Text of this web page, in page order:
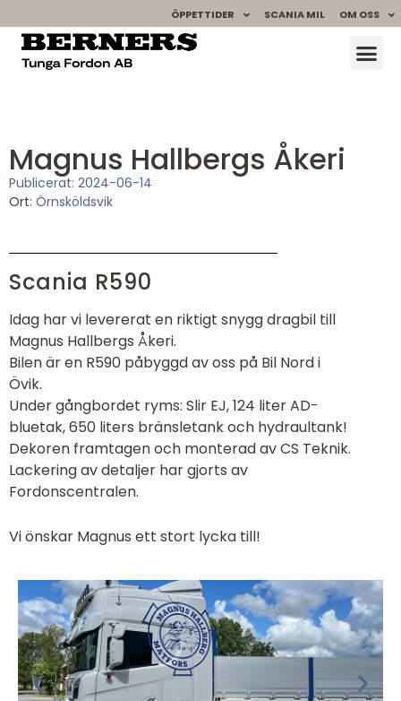
ÖPPETTIDER SCANIA MIL OM OSS
Magnus Hallbergs Åkeri
Publicerat: 2024-06-14
Ort: Örnsköldsvik
Scania R590
Idag har vi levererat en riktigt snygg dragbil till
Magnus Hallbergs Åkeri.
Bilen är en R590 påbyggd av oss på Bil Nord i
Övik.
Under gångbordet ryms: Slir EJ, 124 liter AD-
bluetak, 650 liters bränsletank och hydraultank!
Dekoren framtagen och monterad av CS Teknik.
Lackering av detaljer har gjorts av
Fordonscentralen.
Vi önskar Magnus ett stort lycka till!